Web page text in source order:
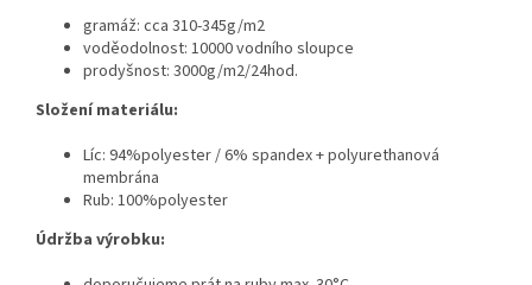
gramáž: cca 310-345g/m2
voděodolnost: 10000 vodního sloupce
prodyšnost: 3000g/m2/24hod.
Složení materiálu:
Líc: 94%polyester / 6% spandex + polyurethanová
membrána
Rub: 100%polyester
Údržba výrobku: